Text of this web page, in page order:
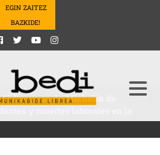
EGIN ZAITEZ
BAZKIDE!
El Congreso de Michelín de